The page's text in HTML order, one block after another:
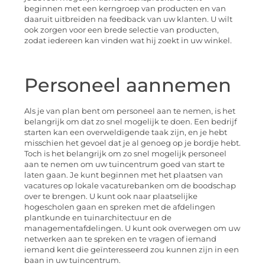
beginnen met een kerngroep van producten en van
daaruit uitbreiden na feedback van uw klanten. U wilt
ook zorgen voor een brede selectie van producten,
zodat iedereen kan vinden wat hij zoekt in uw winkel.
Personeel aannemen
Als je van plan bent om personeel aan te nemen, is het
belangrijk om dat zo snel mogelijk te doen. Een bedrijf
starten kan een overweldigende taak zijn, en je hebt
misschien het gevoel dat je al genoeg op je bordje hebt.
Toch is het belangrijk om zo snel mogelijk personeel
aan te nemen om uw tuincentrum goed van start te
laten gaan. Je kunt beginnen met het plaatsen van
vacatures op lokale vacaturebanken om de boodschap
over te brengen. U kunt ook naar plaatselijke
hogescholen gaan en spreken met de afdelingen
plantkunde en tuinarchitectuur en de
managementafdelingen. U kunt ook overwegen om uw
netwerken aan te spreken en te vragen of iemand
iemand kent die geïnteresseerd zou kunnen zijn in een
baan in uw tuincentrum.